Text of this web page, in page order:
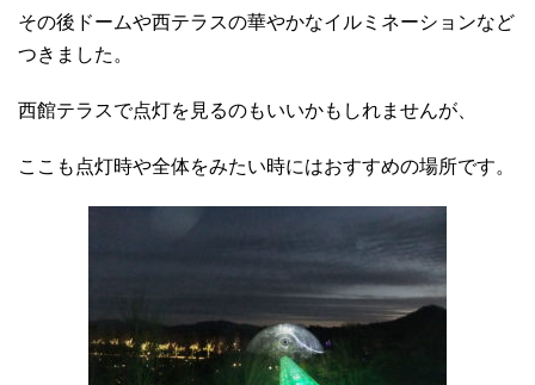
その後ドームや西テラスの華やかなイルミネーションなど
つきました。
西館テラスで点灯を見るのもいいかもしれませんが、
ここも点灯時や全体をみたい時にはおすすめの場所です。